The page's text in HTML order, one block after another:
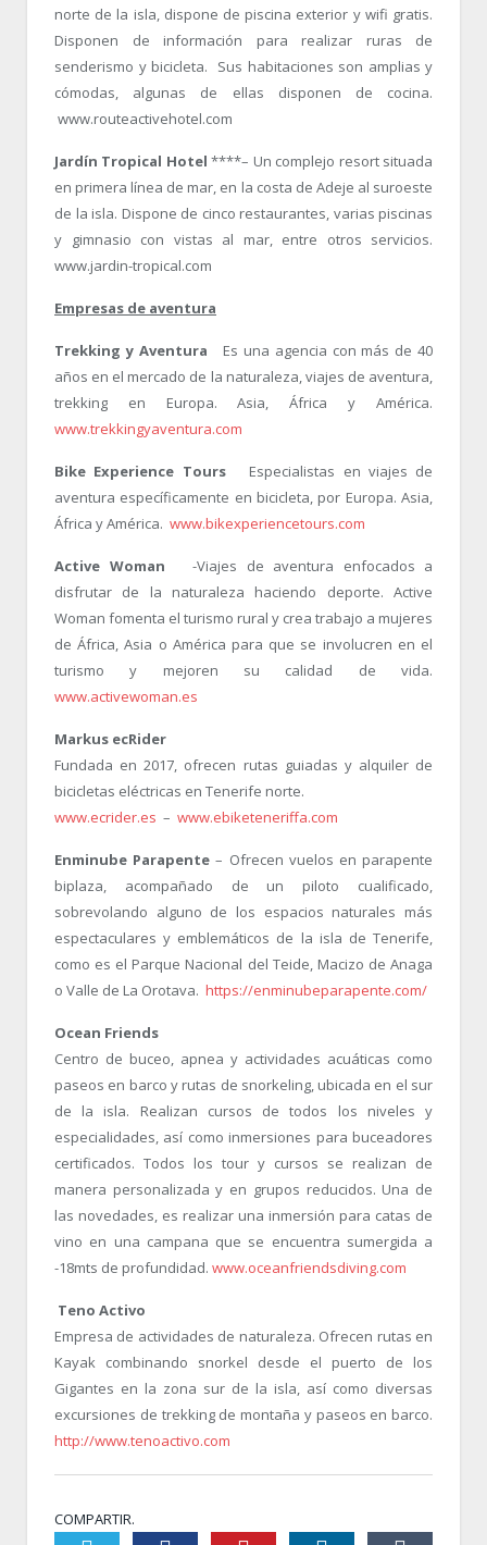
norte de la isla, dispone de piscina exterior y wifi gratis.
Disponen de información para realizar ruras de
senderismo y bicicleta. Sus habitaciones son amplias y
cómodas, algunas de ellas disponen de cocina.
www.routeactivehotel.com
Jardín Tropical Hotel ****– Un complejo resort situada
en primera línea de mar, en la costa de Adeje al suroeste
de la isla. Dispone de cinco restaurantes, varias piscinas
y gimnasio con vistas al mar, entre otros servicios.
www.jardin-tropical.com
Empresas de aventura
Trekking y Aventura Es una agencia con más de 40
años en el mercado de la naturaleza, viajes de aventura,
trekking en Europa. Asia, África y América.
www.trekkingyaventura.com
Bike Experience ToursEspecialistas en viajes de
aventura específicamente en bicicleta, por Europa. Asia,
África y América. www.bikexperiencetours.com
Active Woman -Viajes de aventura enfocados a
disfrutar de la naturaleza haciendo deporte. Active
Woman fomenta el turismo rural y crea trabajo a mujeres
de África, Asia o América para que se involucren en el
turismo y mejoren su calidad de vida.
www.activewoman.es
Markus ecRider
Fundada en 2017, ofrecen rutas guiadas y alquiler de
bicicletas eléctricas en Tenerife norte.
www.ecrider.es – www.ebiketeneriffa.com
Enminube Parapente – Ofrecen vuelos en parapente
biplaza, acompañado de un piloto cualificado,
sobrevolando alguno de los espacios naturales más
espectaculares y emblemáticos de la isla de Tenerife,
como es el Parque Nacional del Teide, Macizo de Anaga
o Valle de La Orotava. https://enminubeparapente.com/
Ocean Friends
Centro de buceo, apnea y actividades acuáticas como
paseos en barco y rutas de snorkeling, ubicada en el sur
de la isla. Realizan cursos de todos los niveles y
especialidades, así como inmersiones para buceadores
certificados. Todos los tour y cursos se realizan de
manera personalizada y en grupos reducidos. Una de
las novedades, es realizar una inmersión para catas de
vino en una campana que se encuentra sumergida a
-18mts de profundidad. www.oceanfriendsdiving.com
Teno Activo
Empresa de actividades de naturaleza. Ofrecen rutas en
Kayak combinando snorkel desde el puerto de los
Gigantes en la zona sur de la isla, así como diversas
excursiones de trekking de montaña y paseos en barco.
http://www.tenoactivo.com
COMPARTIR.